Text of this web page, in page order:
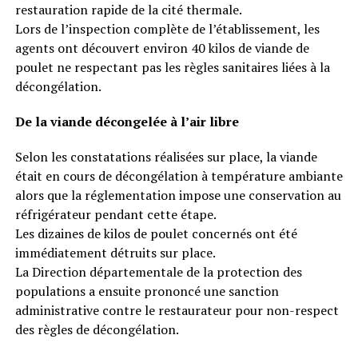
restauration rapide de la cité thermale.
Lors de l’inspection complète de l’établissement, les
agents ont découvert environ 40 kilos de viande de
poulet ne respectant pas les règles sanitaires liées à la
décongélation.
De la viande décongelée à l’air libre
Selon les constatations réalisées sur place, la viande
était en cours de décongélation à température ambiante
alors que la réglementation impose une conservation au
réfrigérateur pendant cette étape.
Les dizaines de kilos de poulet concernés ont été
immédiatement détruits sur place.
La Direction départementale de la protection des
populations a ensuite prononcé une sanction
administrative contre le restaurateur pour non-respect
des règles de décongélation.